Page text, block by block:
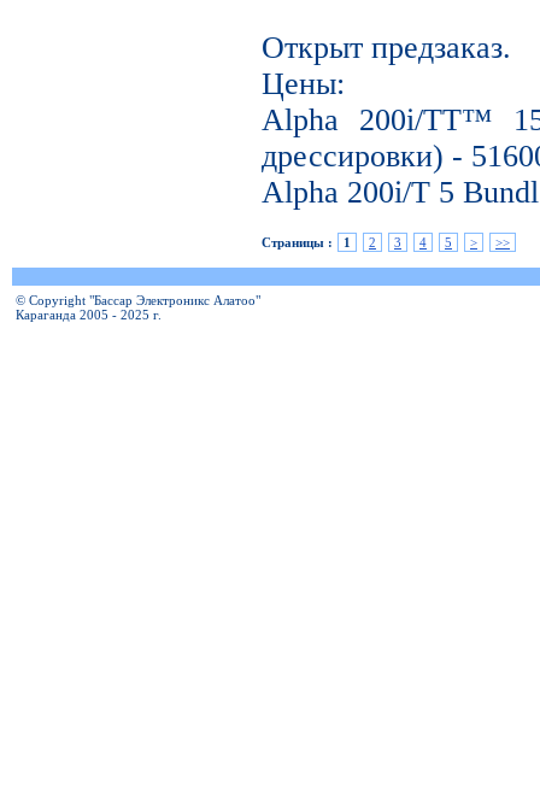
Открыт предзаказ.
Цены:
Alpha 200i/TT™
дрессировки) -
Alpha 200i/T 5
Страницы : 1 2 3 4 5 > >>
© Copyright "Бассар Электроникс Алатоо"
Караганда 2005 - 2025 г.